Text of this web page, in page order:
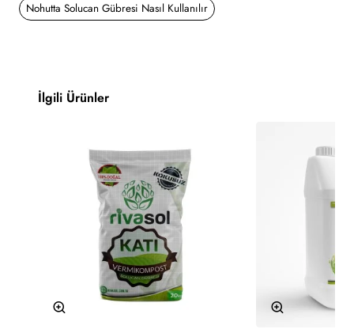
Nohutta Solucan Gübresi Nasıl Kullanılır
İlgili Ürünler